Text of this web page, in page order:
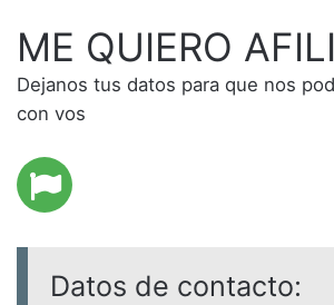
ME QUIERO
Dejanos tus datos para que nos
con vos
Datos de contacto: